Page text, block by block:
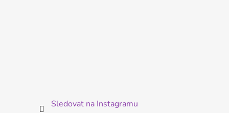
Sledovat na Instagramu